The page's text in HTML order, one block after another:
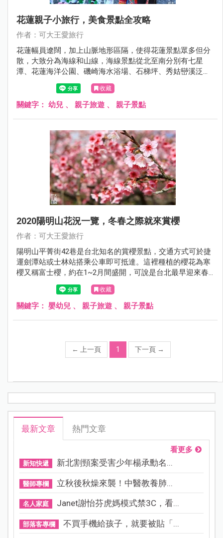
花蓮親子小旅行，美食景點全攻略
作者：可大王愛旅行
花蓮幅員遼闊，加上山脈地形區隔，使得花蓮景點眾多但分
散，大致分為海線和山線，海線景點從北至南分別有七星
潭、花蓮海洋公園、磯崎海水浴場、石梯坪、秀姑巒溪泛舟
等。山線則有兆豐農場、馬太鞍、瑞穗溫泉、瑞穗牧場、舞
鶴茶園、安通溫泉、羅山瀑布等，兩方陣容各具特色。
收藏
關鍵字： 幼兒 、 親子旅遊 、 親子景點
2020陽明山花況一覽，冬春之際就來賞櫻
作者：可大王愛旅行
陽明山平菁街42巷是台北知名的賞櫻景點，交通方式可於捷
運劍潭站或士林站搭乘公車即可抵達。這裡種植的櫻花為寒
櫻又稱富士櫻，約在1~2月間盛開，可說是台北最早迎來春
收藏
關鍵字： 嬰幼兒 、 親子旅遊 、 親子景點
← 上一頁 1 下一頁 →
最新文章 熱門文章
看更多
新知快遞 新北割頸案受害少年楊承勳名...
醫師專欄 立秋後秋燥來襲！中醫教養肺...
名人家庭 Janet謝怡芬虎媽模式禁3C，看...
部落客專欄 不買手機給孩子，就要被貼「...